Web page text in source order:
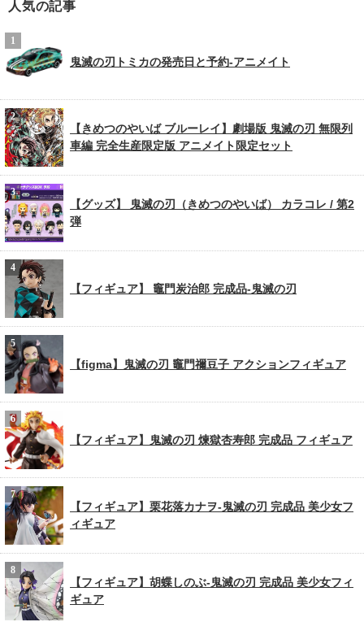
人気の記事
鬼滅の刃トミカの発売日と予約-アニメイト
【きめつのやいば ブルーレイ】劇場版 鬼滅の刃 無限列
車編 完全生産限定版 アニメイト限定セット
【グッズ】 鬼滅の刃（きめつのやいば） カラコレ / 第2
弾
【フィギュア】 竈門炭治郎 完成品-鬼滅の刃
【figma】鬼滅の刃 竈門禰豆子 アクションフィギュア
【フィギュア】鬼滅の刃 煉獄杏寿郎 完成品 フィギュア
【フィギュア】栗花落カナヲ-鬼滅の刃 完成品 美少女フ
ィギュア
【フィギュア】胡蝶しのぶ-鬼滅の刃 完成品 美少女フィ
ギュア